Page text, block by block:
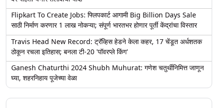
Flipkart To Create Jobs: फ्लिपकार्ट आगामी Big Billion Days Sale
साठी निर्माण करणार 1 लाख नोकऱ्या; संपूर्ण भारतभर होणार पूर्ती केंद्रांचा विस्तार
Travis Head New Record: ट्रॅव्हिस हेडने केला कहर, 17 चेंडूत अर्धशतक
ठोकून रचला इतिहास; बनला टी-20 'पॉवरप्ले किंग'
Ganesh Chaturthi 2024 Shubh Muhurat: गणेश चतुर्थीनिमित्त जाणून
घ्या, शहरनिहाय पूजेच्या वेळा